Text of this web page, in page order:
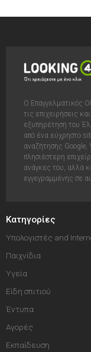
Ο Επαγγελματικός
τις επιχειρήσεις
εξυπηρέτηση του
από ένα εύχρηστο
αναζήτησης Google,
πλησιέστερη
ανάγκες του, αλλά
εγγεγραμμένης σε
Κατηγορίες
Υπολογιστές and
Παιχνίδια
Υγεία
Είδη σπιτιού
Έντυπα
Αγορές
Εκπαίδευση